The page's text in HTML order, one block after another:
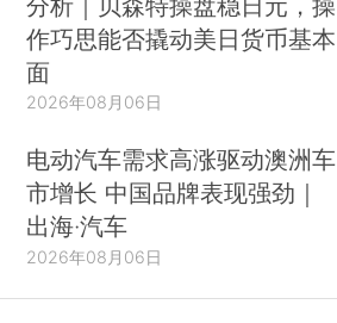
作巧思能否撬动美日货币基本
面
2026年08月06日
电动汽车需求高涨驱动澳洲车
市增长 中国品牌表现强劲｜
出海·汽车
2026年08月06日